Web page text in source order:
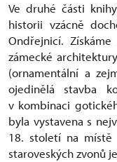
Ve druhé části
historii vzácně
Ondřejnicí.
zámecké
(ornamentální a
ojedinělá stavba
v kombinaci
byla vystavena s
18. století na místě
staroveských zvonů